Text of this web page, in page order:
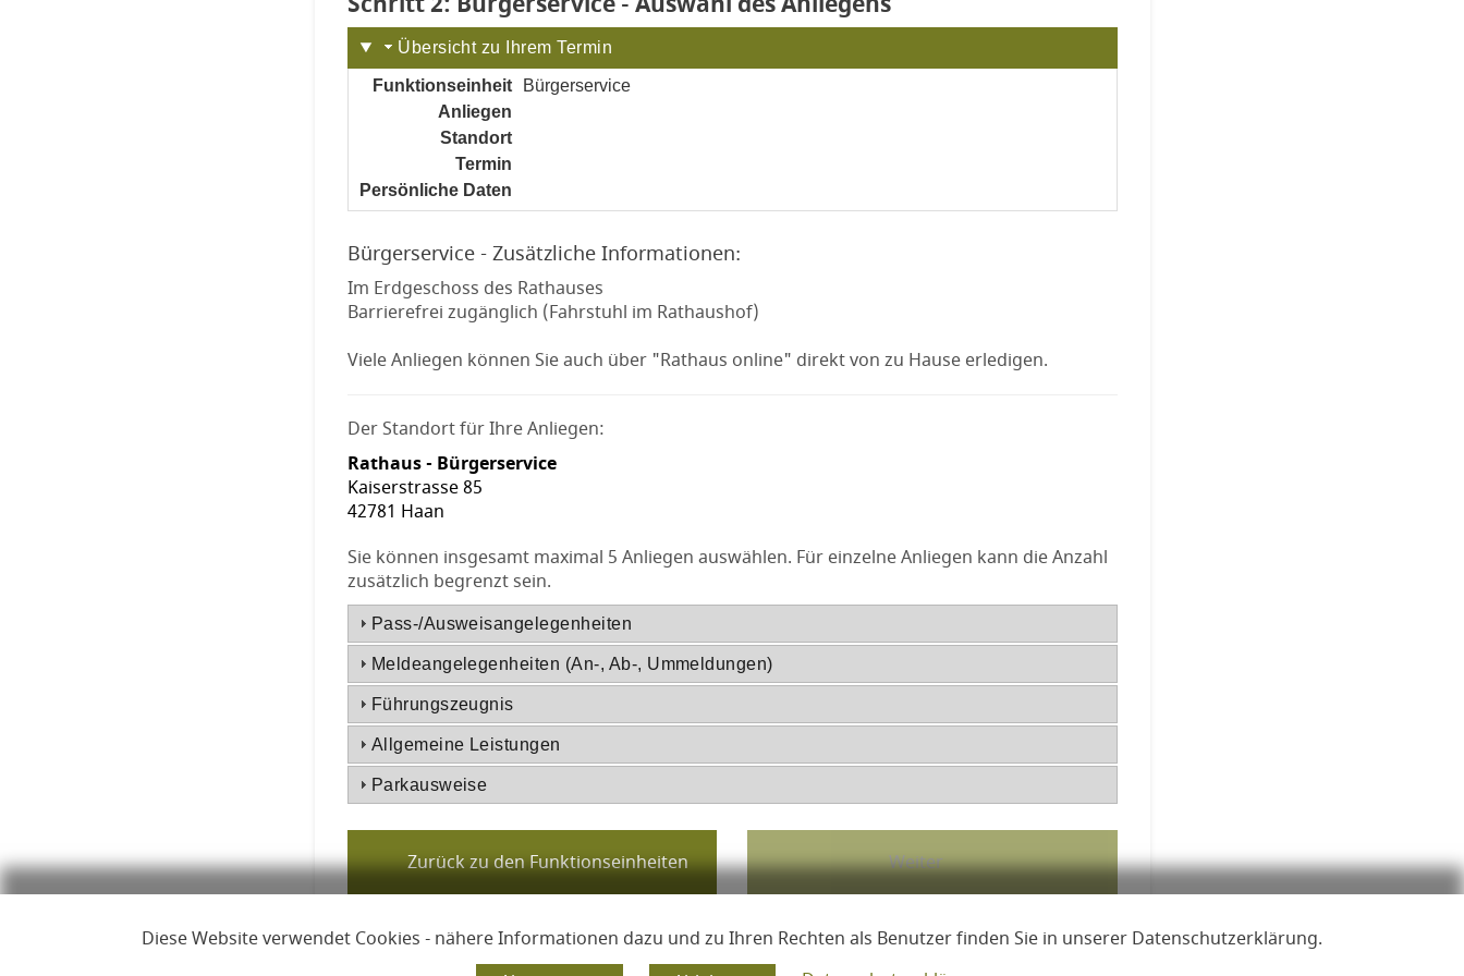
Diese Website verwendet Cookies - nähere Informationen dazu und zu Ihren Rechten als Benutzer finden Sie in unserer Datenschutzerklärung.
Übersicht zu Ihrem Termin
Funktionseinheit
Bürgerservice
Anliegen
Standort
Termin
Persönliche Daten
Bürgerservice - Zusätzliche Informationen:
Im Erdgeschoss des Rathauses
Barrierefrei zugänglich (Fahrstuhl im Rathaushof)
Viele Anliegen können Sie auch über "Rathaus online" direkt von zu Hause erledigen.
Der Standort für Ihre Anliegen:
Rathaus - Bürgerservice
Kaiserstrasse 85
42781 Haan
Sie können insgesamt maximal 5 Anliegen auswählen. Für einzelne Anliegen kann die Anzahl
zusätzlich begrenzt sein.
Pass-/Ausweisangelegenheiten
Meldeangelegenheiten (An-, Ab-, Ummeldungen)
Führungszeugnis
Allgemeine Leistungen
Parkausweise
Links zur Hilfe, Impressum, Datenschutzerklärung, Erklärung zur Barrierefreiheit
Impressum Datenschutzerklärung Erklärung zur Barrierefreiheit